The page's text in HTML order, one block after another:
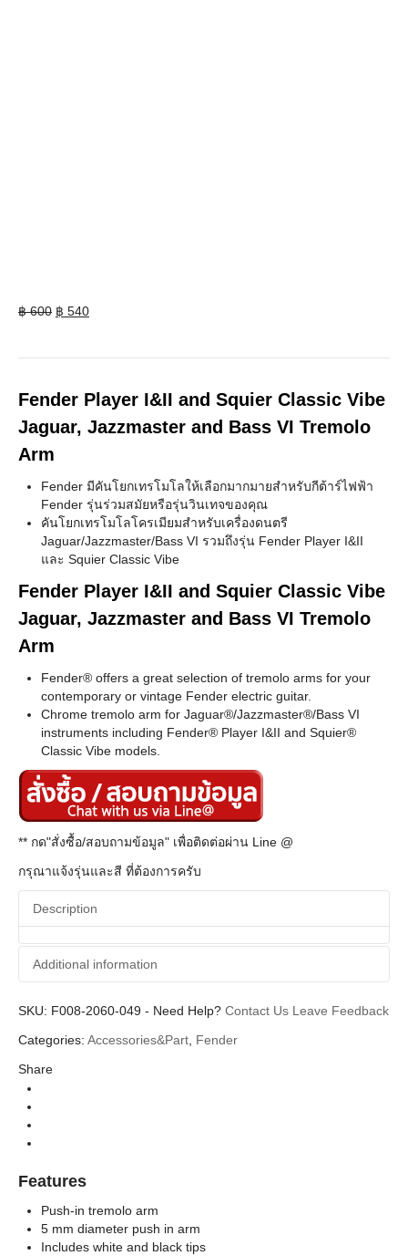
฿600 Original
฿ 540Current
Fender Player I&II and Squier Classic Vibe
Jaguar, Jazzmaster and Bass VI Tremolo
Arm
Fender มีคันโยกเทรโมโลให้เลือกมากมายสำหรับกีต้าร์ไฟฟ้า
Fender รุ่นร่วมสมัยหรือรุ่นวินเทจของคุณ
คันโยกเทรโมโลโครเมียมสำหรับเครื่องดนตรี
Jaguar/Jazzmaster/Bass VI รวมถึงรุ่น Fender Player I&II
และ Squier Classic Vibe
Fender Player I&II and Squier Classic Vibe
Jaguar, Jazzmaster and Bass VI Tremolo
Arm
Fender® offers a great selection of tremolo arms for your
contemporary or vintage Fender electric guitar.
Chrome tremolo arm for Jaguar®/Jazzmaster®/Bass VI
instruments including Fender® Player I&II and Squier®
Classic Vibe models.
** กด"สั่งซื้อ/สอบถามข้อมูล" เพื่อติดต่อผ่าน Line @
กรุณาแจ้งรุ่นและสี ที่ต้องการครับ
Description
Additional information
Additional information
Brands Fender
SKU: F008-2060-049 - Need Help? Contact Us Leave Feedback
Categories: Accessories&Part Fender
Share
Features
Push-in tremolo arm
5 mm diameter push in arm
Includes white and black tips